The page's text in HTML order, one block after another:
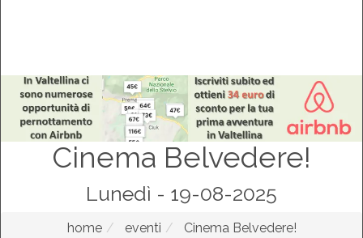
Cinema Belvedere!
Lunedì - 19-08-2025
home eventi Cinema Belvedere!